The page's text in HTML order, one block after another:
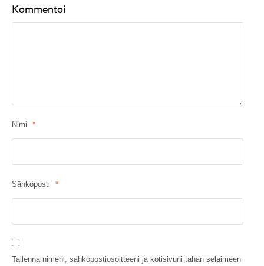
Kommentoi
Nimi *
Sähköposti *
Tallenna nimeni, sähköpostiosoitteeni ja kotisivuni tähän selaimeen